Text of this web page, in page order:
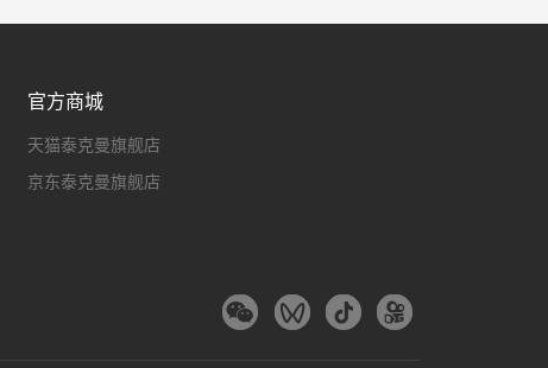
官方商城
天猫泰克曼旗舰店
京东泰克曼旗舰店